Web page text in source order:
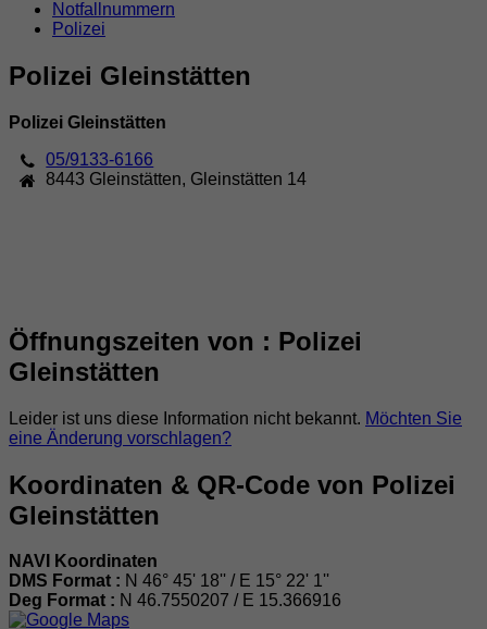
Notfallnummern
Polizei
Polizei Gleinstätten
Polizei Gleinstätten
05/9133-6166
8443 Gleinstätten, Gleinstätten 14
Öffnungszeiten von : Polizei
Gleinstätten
Leider ist uns diese Information nicht bekannt. Möchten Sie
eine Änderung vorschlagen?
Koordinaten & QR-Code von Polizei
Gleinstätten
NAVI Koordinaten
DMS Format : N 46° 45' 18'' / E 15° 22' 1''
Deg Format : N 46.7550207 / E 15.366916